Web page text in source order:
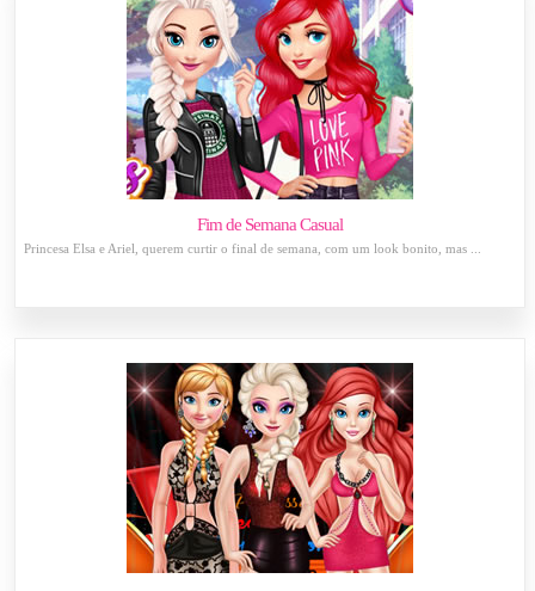
Fim de Semana Casual
Princesa Elsa e Ariel, querem curtir o final de semana, com um look bonito, mas ...